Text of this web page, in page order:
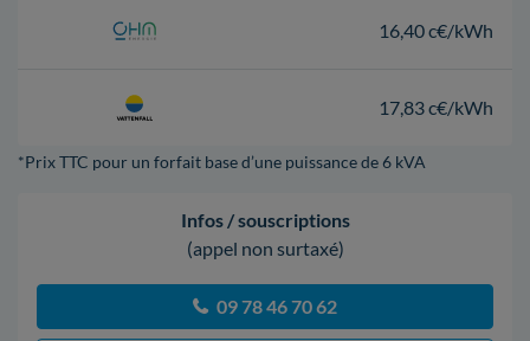
16,40 c€/kWh
17,83 c€/kWh
*Prix TTC pour un forfait base d’une puissance de 6 kVA
Infos / souscriptions
(appel non surtaxé)
09 78 46 70 62